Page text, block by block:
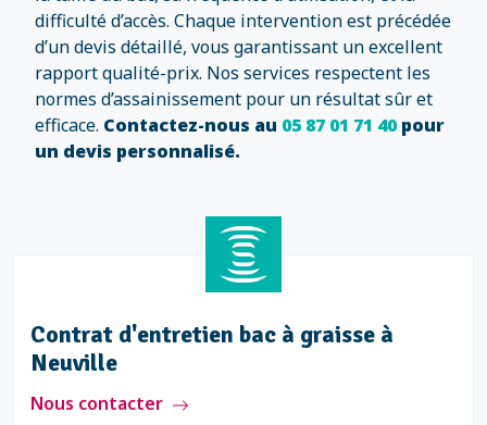
difficulté d’accès. Chaque intervention est précédée
d’un devis détaillé, vous garantissant un excellent
rapport qualité-prix. Nos services respectent les
normes d’assainissement pour un résultat sûr et
efficace. Contactez-nous au 05 87 01 71 40pour
un devis personnalisé.
Contrat d'entretien bac à graisse à
Neuville
Nous contacter